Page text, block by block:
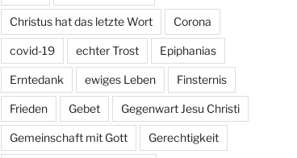
Christus hat das letzte Wort Corona
covid-19 echter Trost Epiphanias
Erntedank ewiges Leben Finsternis
Frieden Gebet Gegenwart Jesu Christi
Gemeinschaft mit Gott Gerechtigkeit